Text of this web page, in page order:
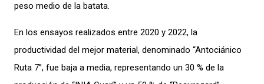
peso medio de la batata.
En los ensayos realizados entre 2020 y 2022, la
productividad del mejor material, denominado “Antociánico
Ruta 7”, fue baja a media, representando un 30 % de la